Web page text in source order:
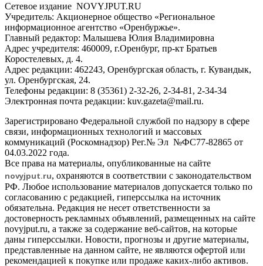
Сетевое издание NOVYJPUT.RU
Учредитель: Акционерное общество «Региональное
информационное агентство «Оренбуржье».
Главный редактор: Малышева Юлия Владимировна
Адрес учредителя: 460009, г.Оренбург, пр-кт Братьев
Коростелевых, д. 4.
Адрес редакции: 462243, Оренбургская область, г. Кувандык,
ул. Оренбургская, 24.
Телефоны редакции: 8 (35361) 2-32-26, 2-34-81, 2-34-34
Электронная почта редакции: kuv.gazeta@mail.ru.
Зарегистрировано Федеральной службой по надзору в сфере
связи, информационных технологий и массовых
коммуникаций (Роскомнадзор) Рег.№ Эл №ФС77-82865 от
04.03.2022 года.
Все права на материалы, опубликованные на сайте
novyjput.ru, охраняются в соответствии с законодательством
РФ. Любое использование материалов допускается только по
согласованию с редакцией, гиперссылка на источник
обязательна. Редакция не несет ответственности за
достоверность рекламных объявлений, размещенных на сайте
novyjput.ru, а также за содержание веб-сайтов, на которые
даны гиперссылки. Новости, прогнозы и другие материалы,
представленные на данном сайте, не являются офертой или
рекомендацией к покупке или продаже каких-либо активов.